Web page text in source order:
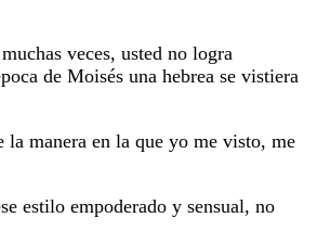
veces, usted no logra
de Moisés una hebrea se vistiera
la manera en la que yo me visto, me
estilo empoderado y sensual, no